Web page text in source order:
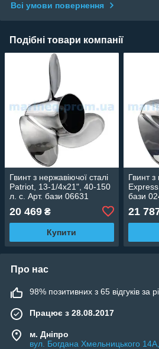
Всі умови повернення
Подібні товари компанії
Гвинт з нержавіючої сталі
Patriot, 13-1/4х21", 40-150
л. с. Арт. бази 06631
20 469 ₴
Купити
Гвинт з
бази
21
Про нас
98% позитивних з 65 відгуків за
Працює з 28.08.2017
м. Дніпро
вул. Богдана Хмельницького